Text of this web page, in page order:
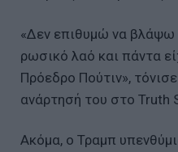
«Δεν επιθυμώ να
ρωσικό λαό και πάντα
Πρόεδρο Πούτιν»,
ανάρτησή του στο Truth
Ακόμα, ο Τραμπ